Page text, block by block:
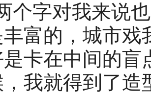
个字对我来说
富的，城市
卡在中间的盲
我就得到了